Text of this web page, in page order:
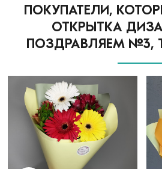
ПОКУПАТЕЛИ,
ОТКРЫТКА
ПОЗДРАВЛЯЕМ №3,